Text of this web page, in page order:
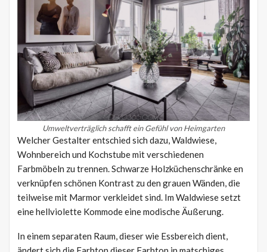
Umweltverträglich schafft ein Gefühl von Heimgarten
Welcher Gestalter entschied sich dazu, Waldwiese,
Wohnbereich und Kochstube mit verschiedenen
Farbmöbeln zu trennen. Schwarze Holzküchenschränke en
verknüpfen schönen Kontrast zu den grauen Wänden, die
teilweise mit Marmor verkleidet sind. Im Waldwiese setzt
eine hellviolette Kommode eine modische Äußerung.
In einem separaten Raum, dieser wie Essbereich dient,